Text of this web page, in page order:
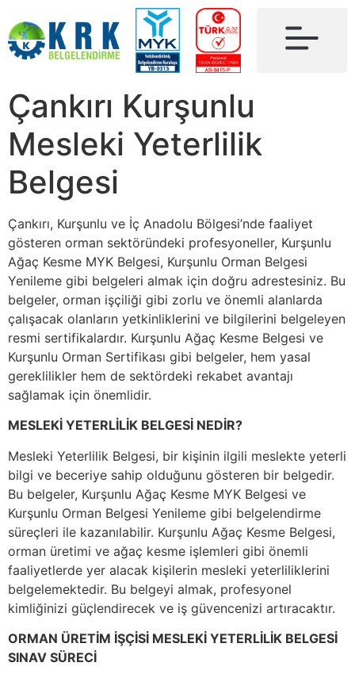
Çankırı Kurşunlu
Mesleki Yeterlilik
Belgesi
Çankırı, Kurşunlu ve İç Anadolu Bölgesi’nde faaliyet
gösteren orman sektöründeki profesyoneller, Kurşunlu
Ağaç Kesme MYK Belgesi, Kurşunlu Orman Belgesi
Yenileme gibi belgeleri almak için doğru adrestesiniz. Bu
belgeler, orman işçiliği gibi zorlu ve önemli alanlarda
çalışacak olanların yetkinliklerini ve bilgilerini belgeleyen
resmi sertifikalardır. Kurşunlu Ağaç Kesme Belgesi ve
Kurşunlu Orman Sertifikası gibi belgeler, hem yasal
gereklilikler hem de sektördeki rekabet avantajı
sağlamak için önemlidir.
MESLEKİ YETERLİLİK BELGESİ NEDİR?
Mesleki Yeterlilik Belgesi, bir kişinin ilgili meslekte yeterli
bilgi ve beceriye sahip olduğunu gösteren bir belgedir.
Bu belgeler, Kurşunlu Ağaç Kesme MYK Belgesi ve
Kurşunlu Orman Belgesi Yenileme gibi belgelendirme
süreçleri ile kazanılabilir. Kurşunlu Ağaç Kesme Belgesi,
orman üretimi ve ağaç kesme işlemleri gibi önemli
faaliyetlerde yer alacak kişilerin mesleki yeterliliklerini
belgelemektedir. Bu belgeyi almak, profesyonel
kimliğinizi güçlendirecek ve iş güvencenizi artıracaktır.
ORMAN ÜRETİM İŞÇİSİ MESLEKİ YETERLİLİK BELGESİ
SINAV SÜRECİ